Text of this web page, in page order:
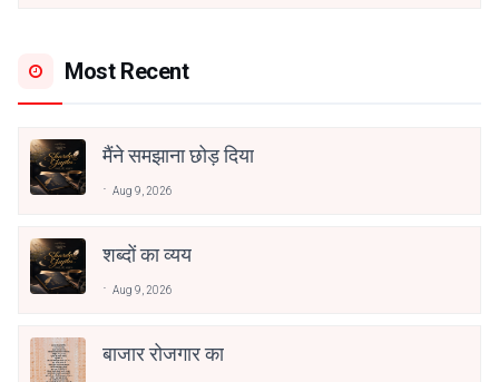
Most Recent
मैंने समझाना छोड़ दिया
Aug 9, 2026
शब्दों का व्यय
Aug 9, 2026
बाजार रोजगार का